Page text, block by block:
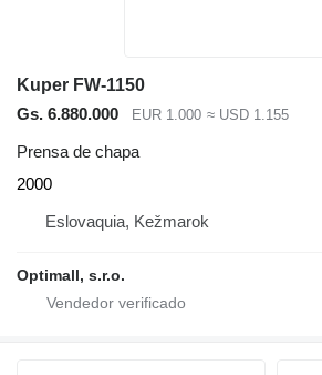
Kuper FW-1150
Gs. 6.880.000
EUR 1.000 ≈ USD 1.155
Prensa de chapa
2000
Eslovaquia, Kežmarok
Optimall, s.r.o.